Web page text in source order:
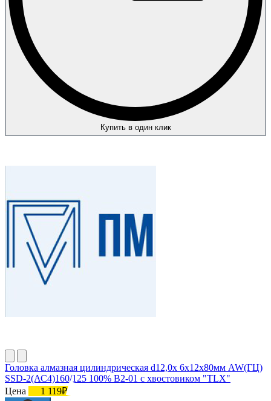
Купить в один клик
Головка алмазная цилиндрическая d12,0х 6х12х80мм AW(ГЦ)
SSD-2(АС4)160/125 100% В2-01 с хвостовиком "TLX"
Цена
1 119₽